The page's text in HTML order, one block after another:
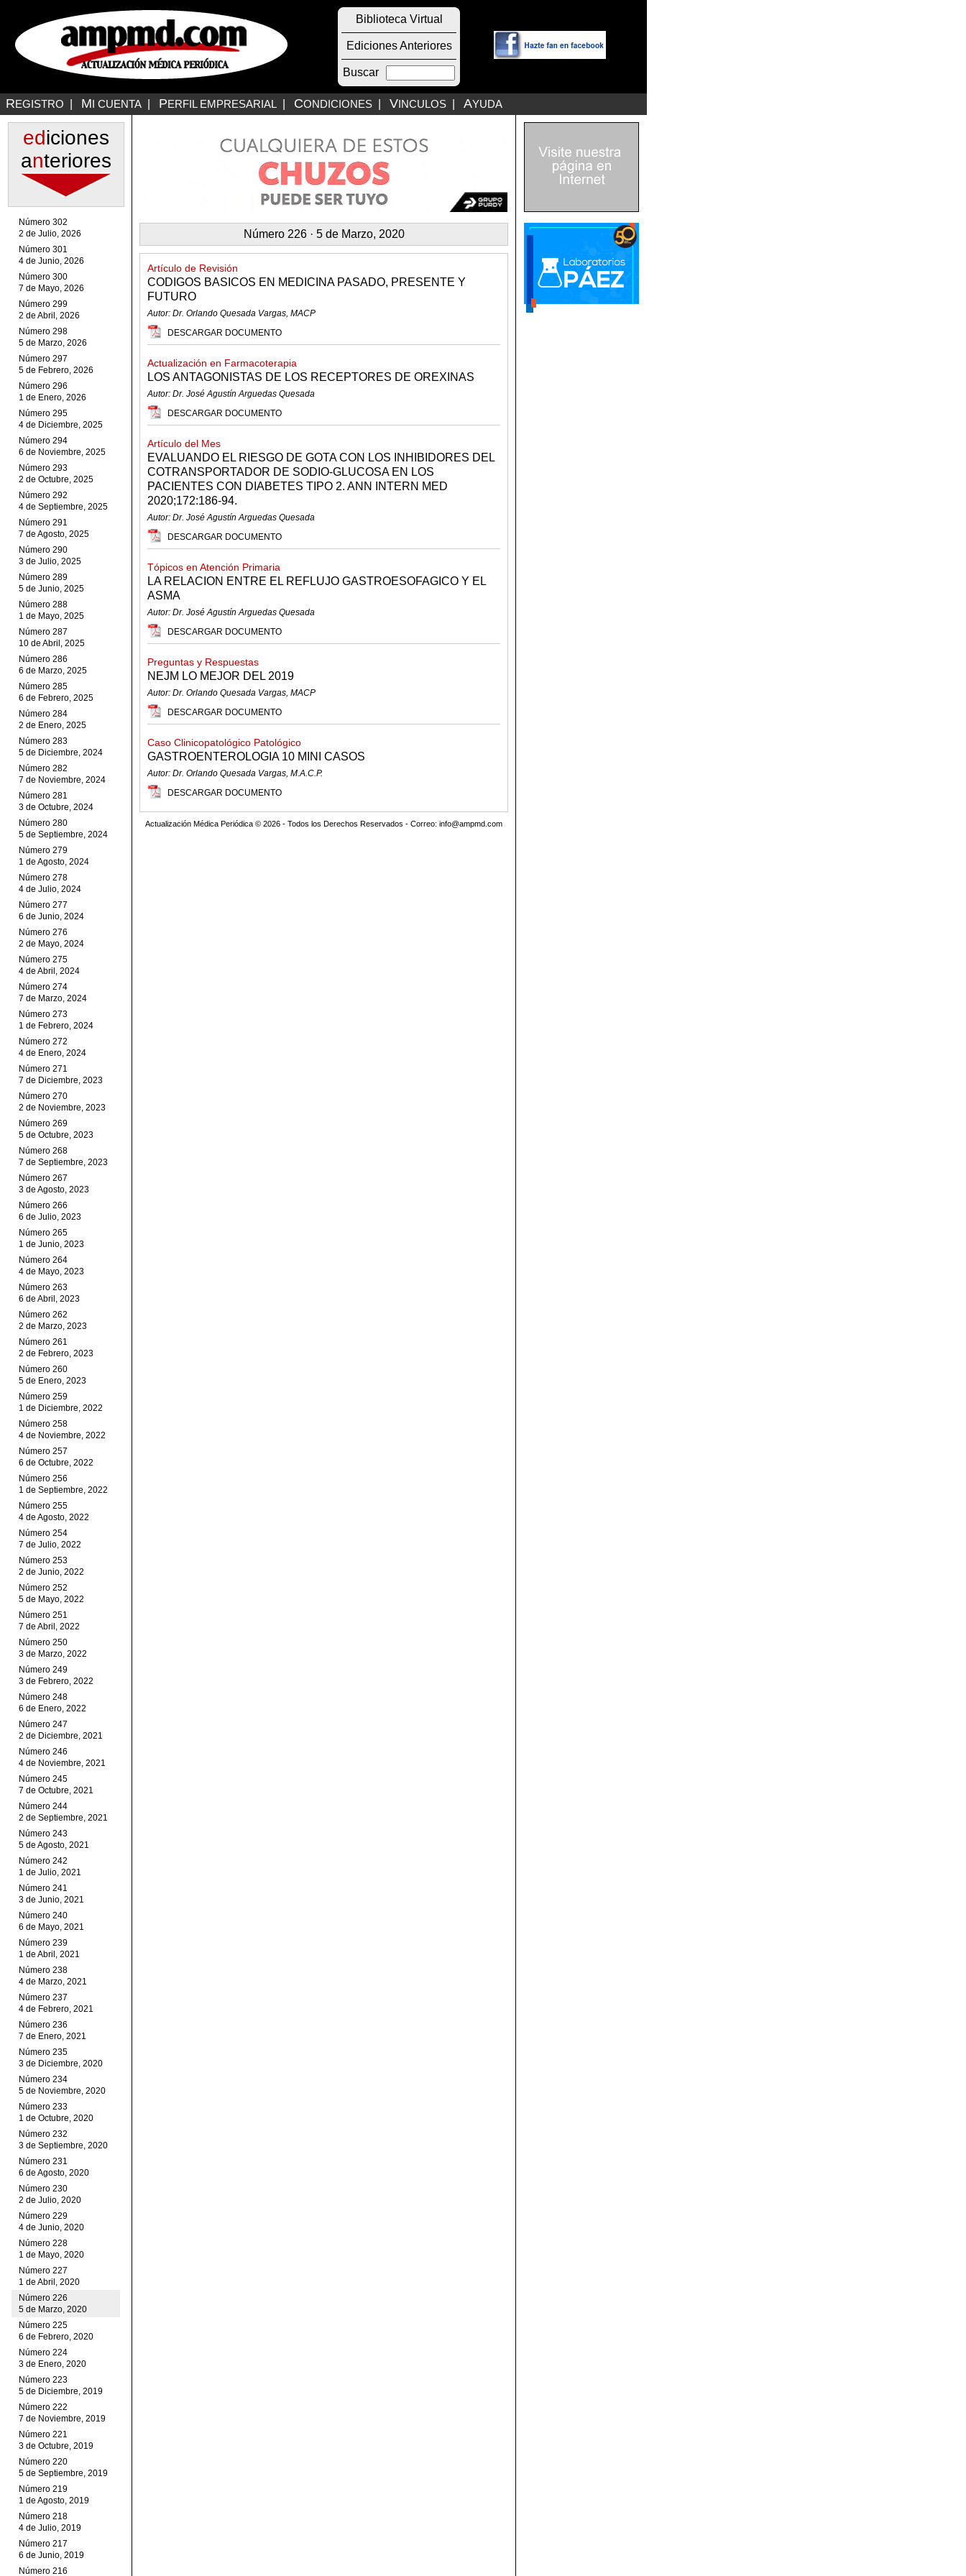
Biblioteca Virtual
Ediciones Anteriores
Buscar
REGISTRO MI CUENTA PERFIL EMPRESARIAL CONDICIONES VINCULOS AYUDA
ediciones
anteriores
Número 302
2 de Julio, 2026
Número 301
4 de Junio, 2026
Número 300
7 de Mayo, 2026
Número 299
2 de Abril, 2026
Número 298
5 de Marzo, 2026
Número 297
5 de Febrero, 2026
Número 296
1 de Enero, 2026
Número 295
4 de Diciembre, 2025
Número 294
6 de Noviembre, 2025
Número 293
2 de Octubre, 2025
Número 292
4 de Septiembre, 2025
Número 291
7 de Agosto, 2025
Número 290
3 de Julio, 2025
Número 289
5 de Junio, 2025
Número 288
1 de Mayo, 2025
Número 287
10 de Abril, 2025
Número 286
6 de Marzo, 2025
Número 285
6 de Febrero, 2025
Número 284
2 de Enero, 2025
Número 283
5 de Diciembre, 2024
Número 282
7 de Noviembre, 2024
Número 281
3 de Octubre, 2024
Número 280
5 de Septiembre, 2024
Número 279
1 de Agosto, 2024
Número 278
4 de Julio, 2024
Número 277
6 de Junio, 2024
Número 276
2 de Mayo, 2024
Número 275
4 de Abril, 2024
Número 274
7 de Marzo, 2024
Número 273
1 de Febrero, 2024
Número 272
4 de Enero, 2024
Número 271
7 de Diciembre, 2023
Número 270
2 de Noviembre, 2023
Número 269
5 de Octubre, 2023
Número 268
7 de Septiembre, 2023
Número 267
3 de Agosto, 2023
Número 266
6 de Julio, 2023
Número 265
1 de Junio, 2023
Número 264
4 de Mayo, 2023
Número 263
6 de Abril, 2023
Número 262
2 de Marzo, 2023
Número 261
2 de Febrero, 2023
Número 260
5 de Enero, 2023
Número 259
1 de Diciembre, 2022
Número 258
4 de Noviembre, 2022
Número 257
6 de Octubre, 2022
Número 256
1 de Septiembre, 2022
Número 255
4 de Agosto, 2022
Número 254
7 de Julio, 2022
Número 253
2 de Junio, 2022
Número 252
5 de Mayo, 2022
Número 251
7 de Abril, 2022
Número 250
3 de Marzo, 2022
Número 249
3 de Febrero, 2022
Número 248
6 de Enero, 2022
Número 247
2 de Diciembre, 2021
Número 246
4 de Noviembre, 2021
Número 245
7 de Octubre, 2021
Número 244
2 de Septiembre, 2021
Número 243
5 de Agosto, 2021
Número 242
1 de Julio, 2021
Número 241
3 de Junio, 2021
Número 240
6 de Mayo, 2021
Número 239
1 de Abril, 2021
Número 238
4 de Marzo, 2021
Número 237
4 de Febrero, 2021
Número 236
7 de Enero, 2021
Número 235
3 de Diciembre, 2020
Número 234
5 de Noviembre, 2020
Número 233
1 de Octubre, 2020
Número 232
3 de Septiembre, 2020
Número 231
6 de Agosto, 2020
Número 230
2 de Julio, 2020
Número 229
4 de Junio, 2020
Número 228
1 de Mayo, 2020
Número 227
1 de Abril, 2020
Número 226
5 de Marzo, 2020
Número 225
6 de Febrero, 2020
Número 224
3 de Enero, 2020
Número 223
5 de Diciembre, 2019
Número 222
7 de Noviembre, 2019
Número 221
3 de Octubre, 2019
Número 220
5 de Septiembre, 2019
Número 219
1 de Agosto, 2019
Número 218
4 de Julio, 2019
Número 217
6 de Junio, 2019
Número 216
Número 226 · 5 de Marzo, 2020
Artículo de Revisión
CODIGOS BASICOS EN MEDICINA PASADO, PRESENTE Y
FUTURO
Autor: Dr. Orlando Quesada Vargas, MACP
DESCARGAR DOCUMENTO
Actualización en Farmacoterapia
LOS ANTAGONISTAS DE LOS RECEPTORES DE OREXINAS
Autor: Dr. José Agustín Arguedas Quesada
DESCARGAR DOCUMENTO
Artículo del Mes
EVALUANDO EL RIESGO DE GOTA CON LOS INHIBIDORES DEL
COTRANSPORTADOR DE SODIO-GLUCOSA EN LOS
PACIENTES CON DIABETES TIPO 2. ANN INTERN MED
2020;172:186-94.
Autor: Dr. José Agustín Arguedas Quesada
DESCARGAR DOCUMENTO
Tópicos en Atención Primaria
LA RELACION ENTRE EL REFLUJO GASTROESOFAGICO Y EL
ASMA
Autor: Dr. José Agustín Arguedas Quesada
DESCARGAR DOCUMENTO
Preguntas y Respuestas
NEJM LO MEJOR DEL 2019
Autor: Dr. Orlando Quesada Vargas, MACP
DESCARGAR DOCUMENTO
Caso Clinicopatológico Patológico
GASTROENTEROLOGIA 10 MINI CASOS
Autor: Dr. Orlando Quesada Vargas, M.A.C.P.
DESCARGAR DOCUMENTO
Actualización Médica Periódica © 2026 - Todos los Derechos Reservados - Correo: info@ampmd.com